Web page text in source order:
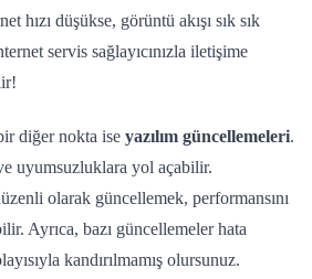
hızı düşükse, görüntü akışı sık sık
servis sağlayıcınızla iletişime
diğer nokta ise yazılım güncellemeleri.
uyumsuzluklara yol açabilir.
olarak güncellemek, performansını
Ayrıca, bazı güncellemeler hata
kandırılmamış olursunuz.